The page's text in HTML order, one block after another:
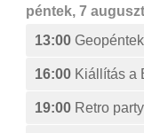
péntek, 7
13:00
16:00 Kiállítás a
19:00 Retro